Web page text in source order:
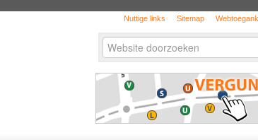
Nuttige links Sitemap
Zoek
zoeken...